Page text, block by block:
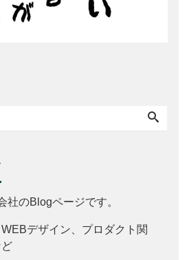
社のBlogページです。
デザイン、プロダクト関